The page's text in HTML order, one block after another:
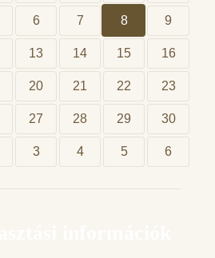
6 7 8 9
13 14 15 16
20 21 22 23
27 28 29 30
3 4 5 6